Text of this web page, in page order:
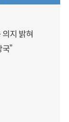
의지 밝혀
”